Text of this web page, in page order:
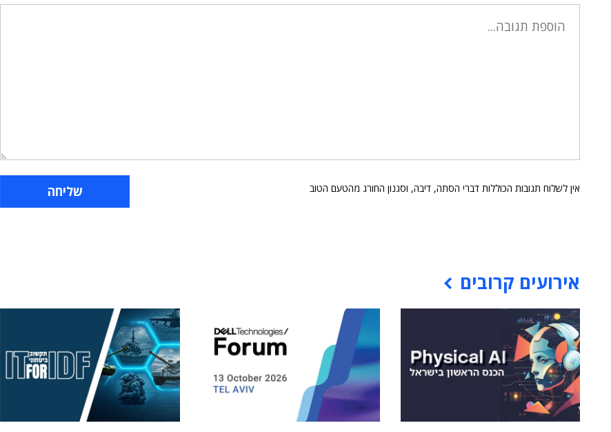
אין לשלוח תגובות הכוללות דברי הסתה, דיבה, וסגנון החורג מהטעם הטוב
אירועים קרובים